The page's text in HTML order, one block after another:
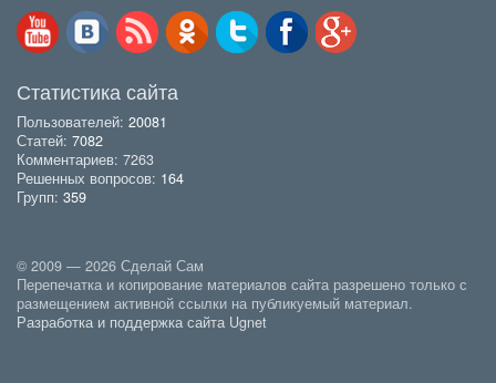
Статистика сайта
Пользователей: 20081
Статей: 7082
Комментариев: 7263
Решенных вопросов: 164
Групп: 359
© 2009 — 2026 Сделай Сам
Перепечатка и копирование материалов сайта разрешено только с
размещением активной ссылки на публикуемый материал.
Разработка и поддержка сайта Ugnet